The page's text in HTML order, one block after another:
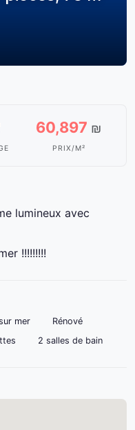
60,897 ₪
PRIX/M²
lumineux avec
!!!!!!!!!
mer
Rénové
2 salles de bain